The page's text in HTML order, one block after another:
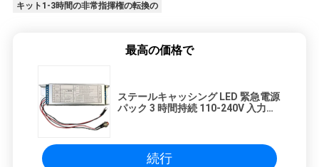
キット1-3時間の非常指揮権の転換の
最高の価格で
ステールキャッシング LED 緊急電源
パック 3 時間持続 110-240V 入力電
続行